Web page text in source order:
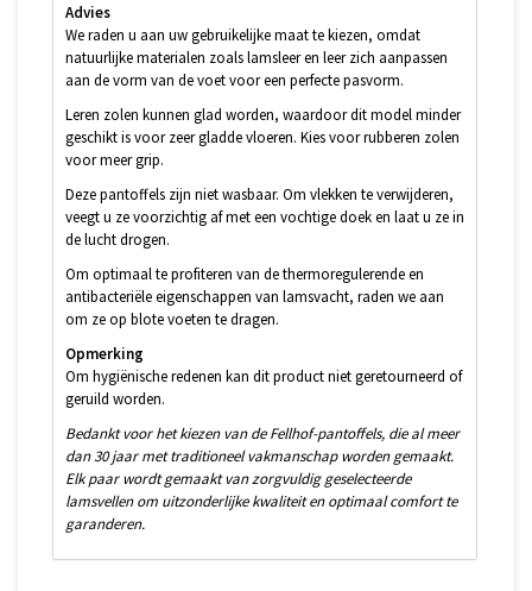
Advies
We raden u aan uw gebruikelijke maat te kiezen, omdat
natuurlijke materialen zoals lamsleer en leer zich aanpassen
aan de vorm van de voet voor een perfecte pasvorm.
Leren zolen kunnen glad worden, waardoor dit model minder
geschikt is voor zeer gladde vloeren. Kies voor rubberen zolen
voor meer grip.
Deze pantoffels zijn niet wasbaar. Om vlekken te verwijderen,
veegt u ze voorzichtig af met een vochtige doek en laat u ze in
de lucht drogen.
Om optimaal te profiteren van de thermoregulerende en
antibacteriële eigenschappen van lamsvacht, raden we aan
om ze op blote voeten te dragen.
Opmerking
Om hygiënische redenen kan dit product niet geretourneerd of
geruild worden.
Bedankt voor het kiezen van de Fellhof-pantoffels, die al meer
dan 30 jaar met traditioneel vakmanschap worden gemaakt.
Elk paar wordt gemaakt van zorgvuldig geselecteerde
lamsvellen om uitzonderlijke kwaliteit en optimaal comfort te
garanderen.